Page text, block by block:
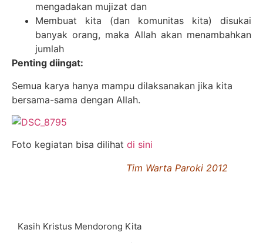
mengadakan mujizat dan
Membuat kita (dan komunitas kita) disukai
banyak orang, maka Allah akan menambahkan
jumlah
Penting diingat:
Semua karya hanya mampu dilaksanakan jika kita
bersama-sama dengan Allah.
Foto kegiatan bisa dilihat di sini
Tim Warta Paroki 2012
Kasih Kristus Mendorong Kita